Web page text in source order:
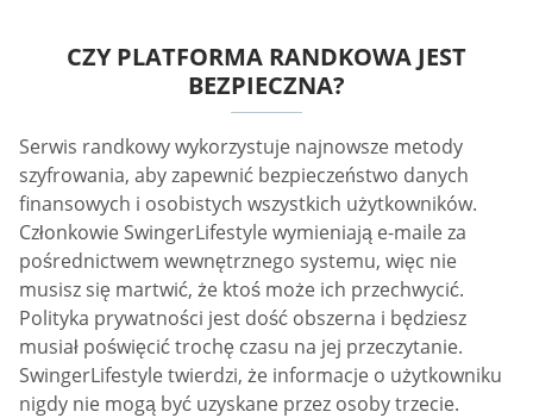
CZY PLATFORMA RANDKOWA JEST
BEZPIECZNA?
Serwis randkowy wykorzystuje najnowsze metody
szyfrowania, aby zapewnić bezpieczeństwo danych
finansowych i osobistych wszystkich użytkowników.
Członkowie SwingerLifestyle wymieniają e-maile za
pośrednictwem wewnętrznego systemu, więc nie
musisz się martwić, że ktoś może ich przechwycić.
Polityka prywatności jest dość obszerna i będziesz
musiał poświęcić trochę czasu na jej przeczytanie.
SwingerLifestyle twierdzi, że informacje o użytkowniku
nigdy nie mogą być uzyskane przez osoby trzecie.